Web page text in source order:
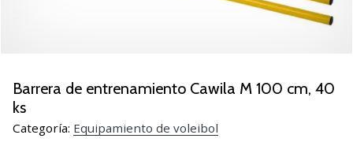
Navidad
para
jugadores
de
Barrera de entrenamiento Cawila M 100 cm, 40
ks
Categoría: Equipamiento de voleibol